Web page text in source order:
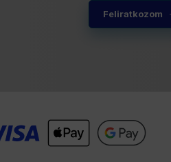
Feliratkozom